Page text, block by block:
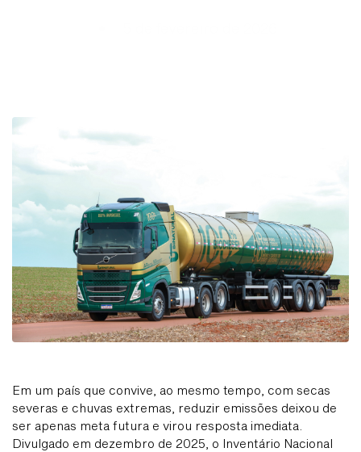
Em um país que convive, ao mesmo tempo, com secas
severas e chuvas extremas, reduzir emissões deixou de
ser apenas meta futura e virou resposta imediata.
Divulgado em dezembro de 2025, o Inventário Nacional